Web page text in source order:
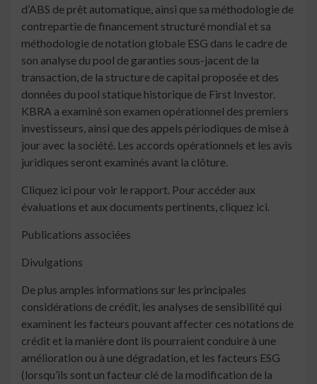
d’ABS de prêt automatique, ainsi que sa méthodologie de
contrepartie de financement structuré mondial et sa
méthodologie de notation globale ESG dans le cadre de
son analyse du pool de garanties sous-jacent de la
transaction, de la structure de capital proposée et des
données du pool statique historique de First Investor.
KBRA a examiné son examen opérationnel des premiers
investisseurs, ainsi que des appels périodiques de mise à
jour avec la société. Les accords opérationnels et les avis
juridiques seront examinés avant la clôture.
Cliquez ici pour voir le rapport. Pour accéder aux
évaluations et aux documents pertinents, cliquez ici.
Publications associées
Divulgations
De plus amples informations sur les principales
considérations de crédit, les analyses de sensibilité qui
examinent les facteurs pouvant affecter ces notations de
crédit et la manière dont ils pourraient conduire à une
amélioration ou à une dégradation, et les facteurs ESG
(lorsqu’ils sont un facteur clé de la modification de la